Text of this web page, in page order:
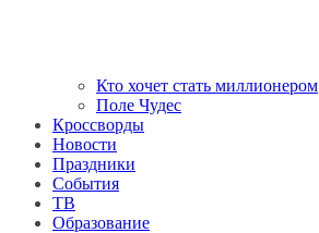
Кто хочет стать миллионером
Поле Чудес
Кроссворды
Новости
Праздники
События
ТВ
Образование